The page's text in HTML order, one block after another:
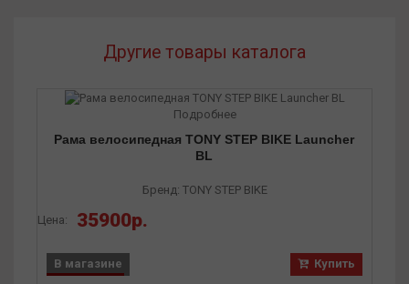
Другие товары каталога
Подробнее
Рама велосипедная TONY STEP BIKE Launcher
BL
Бренд: TONY STEP BIKE
Цена: 35900р.
Купить
В магазине